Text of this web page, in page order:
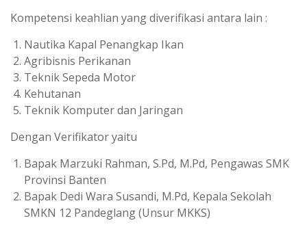
Kompetensi keahlian yang diverifikasi antara lain :
Nautika Kapal Penangkap Ikan
Agribisnis Perikanan
Teknik Sepeda Motor
Kehutanan
Teknik Komputer dan Jaringan
Dengan Verifikator yaitu
Bapak Marzuki Rahman, S.Pd, M.Pd, Pengawas SMK
Provinsi Banten
Bapak Dedi Wara Susandi, M.Pd, Kepala Sekolah
SMKN 12 Pandeglang (Unsur MKKS)